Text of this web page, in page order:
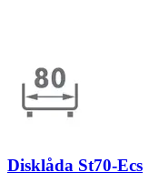
Disklåda St70-Ecs